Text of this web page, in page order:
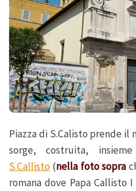
Piazza di S.Calisto prende il
sorge, costruita, insieme
S.Callisto (nella foto sopra
romana dove Papa Callisto